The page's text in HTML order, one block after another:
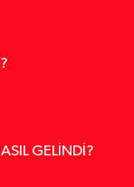
GELİNDİ?